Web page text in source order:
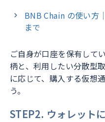
BNB Chain の使い方
まで
ご自身が口座を保有して
柄と、利用したい分散型
に応じて、購入する仮想
う。
STEP2. ウォレット